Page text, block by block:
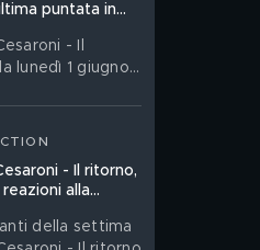
puntata in
- Il
lunedì 1 giugno
- Il ritorno,
reazioni alla
della settima